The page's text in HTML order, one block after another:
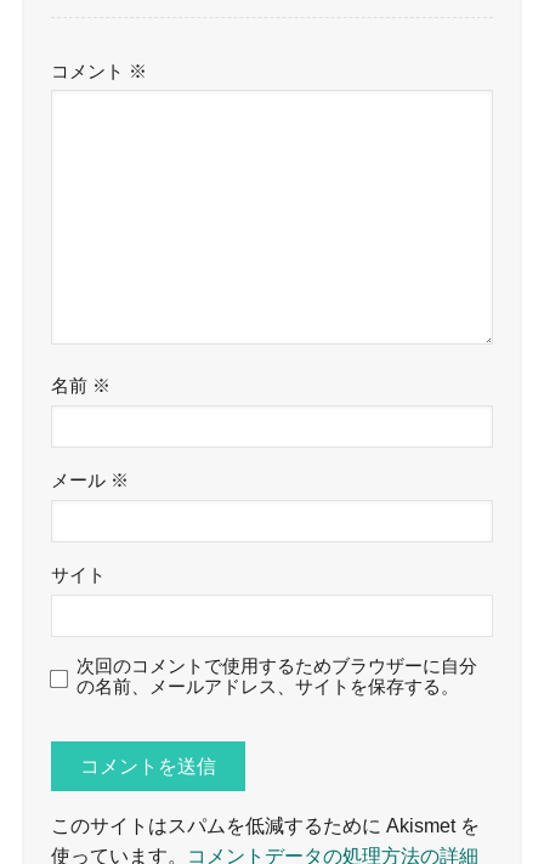
コメント ※
名前 ※
メール ※
サイト
次回のコメントで使用するためブラウザーに自分
の名前、メールアドレス、サイトを保存する。
このサイトはスパムを低減するために Akismet を
使っています。
コメントデータの処理方法の詳細